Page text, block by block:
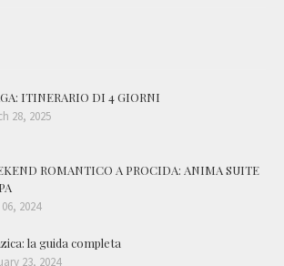
ITINERARIO DI 4 GIORNI
28, 2025
ROMANTICO A PROCIDA: ANIMA SUITE
2024
la guida completa
23, 2024